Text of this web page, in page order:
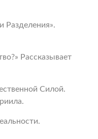
Разделения».
Рассказывает
Силой.